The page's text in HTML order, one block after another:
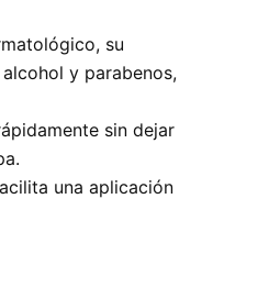
su
y parabenos,
sin dejar
una aplicación